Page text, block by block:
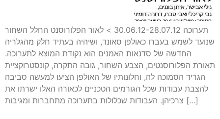
תערוכה 30.06.12-28.07.12 > לאור הפלורוסנט החלל השחור
שנועד לשמש בעברו כאולפן סאונד, ושיהיה בעתיד חלק מהגלריה
החדשה של סדנאות האמנים הוא נקודת המוצא לתערוכה.
תאורת הפלורוסנטים, הצבע השחור, גובה התקרה, קונסטרוקציית
הגריד הסמוכה לה, וחלונותיו של האולפן הציעו למעשה סביבה
להצבת עבודות שכל הגורמים הטכניים לכאורה האלו ישרתו את
צרכיהן. העבודות שכלולות בתערוכה מתחברות ומגיבות […]